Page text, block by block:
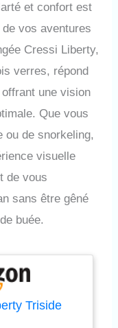
et confort est
vos aventures
Cressi Liberty,
verres, répond
une vision
Que vous
ou de snorkeling,
visuelle
de vous
sans être gêné
buée.
Triside